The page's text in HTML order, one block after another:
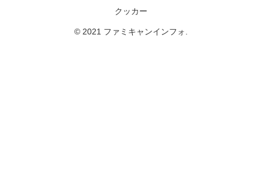
クッカー
© 2021 ファミキャンインフォ.